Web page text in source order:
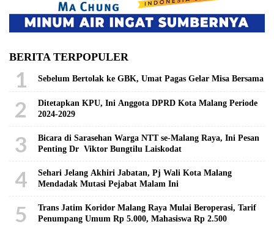
BERITA TERPOPULER
1 Sebelum Bertolak ke GBK, Umat Pagas Gelar Misa Bersama
2
Ditetapkan KPU, Ini Anggota DPRD Kota Malang Periode
2024-2029
3
Bicara di Sarasehan Warga NTT se-Malang Raya, Ini Pesan
Penting Dr Viktor Bungtilu Laiskodat
4
Sehari Jelang Akhiri Jabatan, Pj Wali Kota Malang
Mendadak Mutasi Pejabat Malam Ini
5
Trans Jatim Koridor Malang Raya Mulai Beroperasi, Tarif
Penumpang Umum Rp 5.000, Mahasiswa Rp 2.500